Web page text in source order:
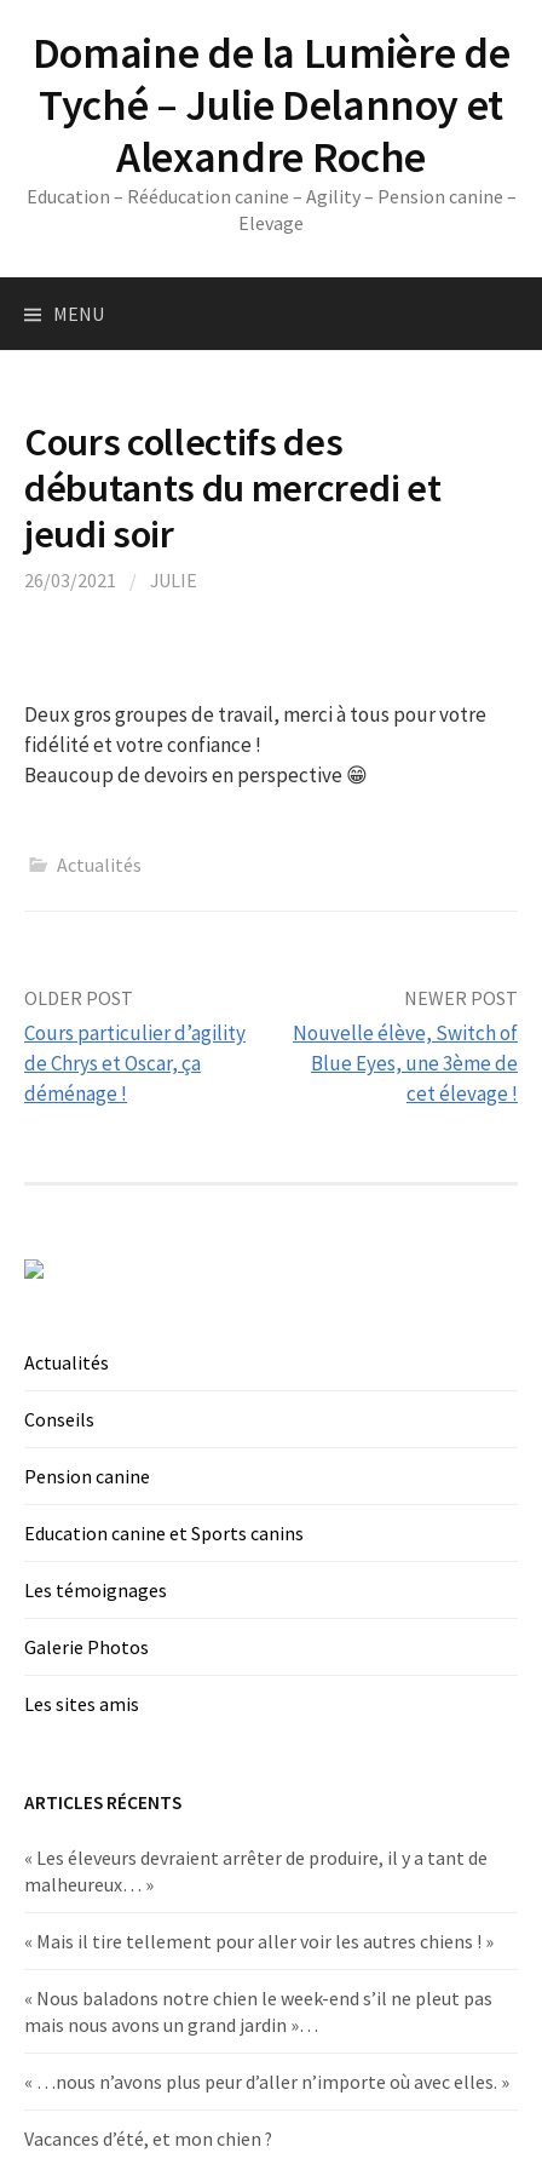
contentDomaine de la Lumière de
Tyché – Julie Delannoy et
Alexandre Roche
Education – Rééducation canine – Agility – Pension canine –
Elevage
MENU
Cours collectifs des
débutants du mercredi et
jeudi soir
26/03/2021 / JULIE
Deux gros groupes de travail, merci à tous pour votre
fidélité et votre confiance !
Beaucoup de devoirs en perspective 😁
Actualités
Post
navigation
OLDER POST
Cours particulier d’agility
de Chrys et Oscar, ça
déménage !
NEWER POST
Nouvelle élève, Switch of
Blue Eyes, une 3ème de
cet élevage !
Actualités
Conseils
Pension canine
Education canine et Sports canins
Les témoignages
Galerie Photos
Les sites amis
ARTICLES RÉCENTS
« Les éleveurs devraient arrêter de produire, il y a tant de
malheureux… »
« Mais il tire tellement pour aller voir les autres chiens ! »
« Nous baladons notre chien le week-end s’il ne pleut pas
mais nous avons un grand jardin »…
« …nous n’avons plus peur d’aller n’importe où avec elles. »
Vacances d’été, et mon chien ?